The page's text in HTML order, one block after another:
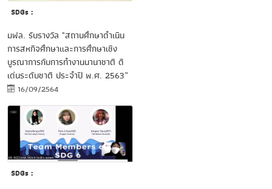
SDGs :
มฟล. รับรางวัล "สถานศึกษาดำเนิน
การสหกิจศึกษาและการศึกษาเชิง
บูรณาการกับการทำงานนานาชาติ ดี
เด่นระดับชาติ ประจำปี พ.ศ. 2563”
16/09/2564
SDGs :